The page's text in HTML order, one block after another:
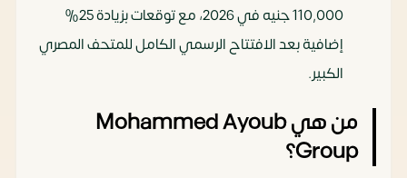
110,000 جنيه في 2026، مع توقعات بزيادة 25%
إضافية بعد الافتتاح الرسمي الكامل للمتحف المصري
الكبير.
من هي Mohammed Ayoub
Group؟